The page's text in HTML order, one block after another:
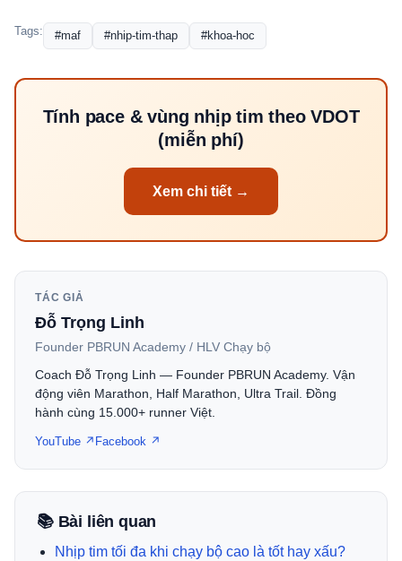
Tags: #maf #nhip-tim-thap #khoa-hoc
Tính pace & vùng nhịp tim theo VDOT
(miễn phí)
Xem chi tiết →
TÁC GIẢ
Đỗ Trọng Linh
Founder PBRUN Academy / HLV Chạy bộ
Coach Đỗ Trọng Linh — Founder PBRUN Academy. Vận
động viên Marathon, Half Marathon, Ultra Trail. Đồng
hành cùng 15.000+ runner Việt.
YouTube ↗ Facebook ↗
📚 Bài liên quan
Nhịp tim tối đa khi chạy bộ cao là tốt hay xấu?